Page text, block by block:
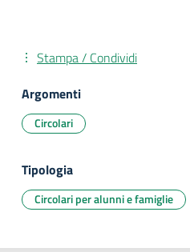
Stampa / Condividi
Argomenti
Circolari
Tipologia
Circolari per alunni e famiglie